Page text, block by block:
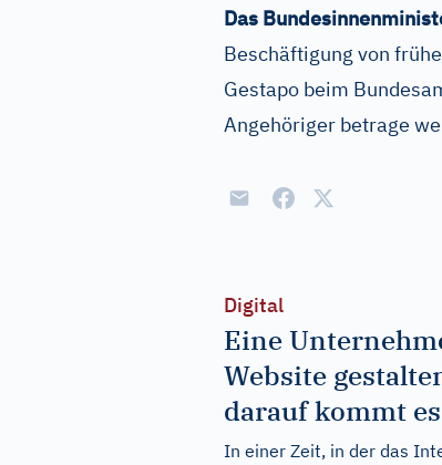
Das
Beschäftigung von
Gestapo beim
Angehöriger betrage
Digital
Eine
Website
darauf kommt
In einer Zeit, in der das